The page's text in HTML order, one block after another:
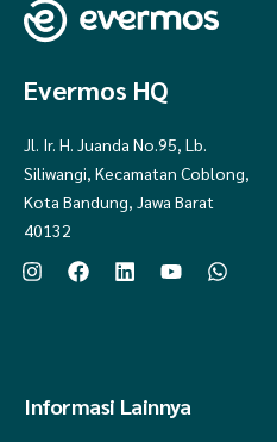
Evermos HQ
Jl. Ir. H. Juanda No.95, Lb.
Siliwangi, Kecamatan Coblong,
Kota Bandung, Jawa Barat
40132
Informasi Lainnya